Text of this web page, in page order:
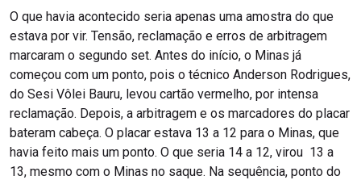
O que havia acontecido seria apenas uma amostra do que
estava por vir. Tensão, reclamação e erros de arbitragem
marcaram o segundo set. Antes do início, o Minas já
começou com um ponto, pois o técnico Anderson Rodrigues,
do Sesi Vôlei Bauru, levou cartão vermelho, por intensa
reclamação. Depois, a arbitragem e os marcadores do placar
bateram cabeça. O placar estava 13 a 12 para o Minas, que
havia feito mais um ponto. O que seria 14 a 12, virou 13 a
13, mesmo com o Minas no saque. Na sequência, ponto do